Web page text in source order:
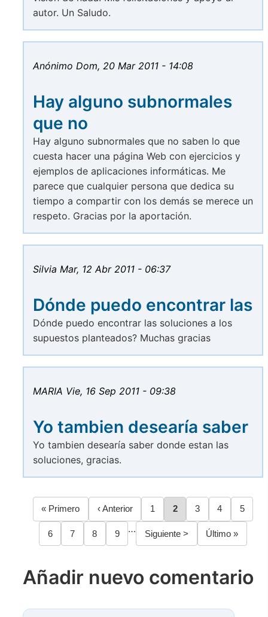
autor. Un Saludo.
Anónimo Dom, 20 Mar 2011 - 14:08
Hay alguno subnormales
que no
Hay alguno subnormales que no saben lo que
cuesta hacer una página Web con ejercicios y
ejemplos de aplicaciones informáticas. Me
parece que cualquier persona que dedica su
tiempo a compartir con los demás se merece un
respeto. Gracias por la aportación.
Silvia Mar, 12 Abr 2011 - 06:37
Dónde puedo encontrar las
Dónde puedo encontrar las soluciones a los
supuestos planteados? Muchas gracias
MARIA Vie, 16 Sep 2011 - 09:38
Yo tambien desearía saber
Yo tambien desearía saber donde estan las
soluciones, gracias.
Paginación
Primera
página
« Primero
Página
anterior
‹ Anterior Página
1 Página
2 Página
3 Página
4 Página
5
Página
6 Página
7 Página
8 Página
9 …
Siguiente
página
Siguiente >
Última
página
Último »
Añadir nuevo comentario